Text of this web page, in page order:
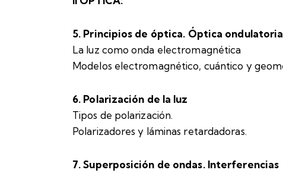
5. Principios de óptica. Óptica ondulatoria
La luz como onda electromagnética
Modelos electromagnético, cuántico y
6. Polarización de la luz
Tipos de polarización.
Polarizadores y láminas retardadoras.
7. Superposición de ondas. Interferencias